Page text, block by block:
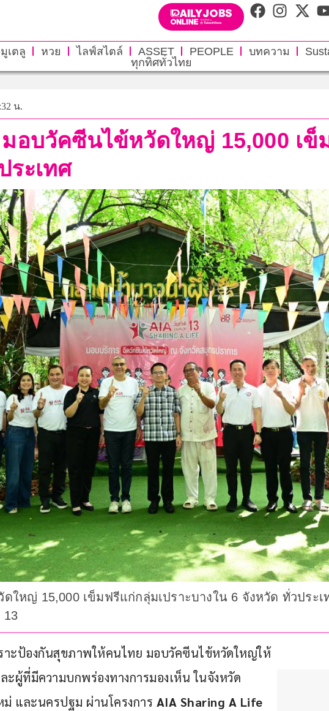
เตลู หวย ไลฟ์สไตล์ ASSET PEOPLE บทความ
ทุกทิศทั่วไทย
น.
มอบวัคซีนไข้หวัดใหญ่ 15,000 เข็
ระเทศ
ใหญ่ 15,000 เข็มฟรีแก่กลุ่มเปราะบางใน 6 จังหวัด ทั่วประเ
13
าะป้องกันสุขภาพให้คนไทย มอบวัคซีนไข้หวัดใหญ่ให้
ะผู้ที่มีความบกพร่องทางการมองเห็น ในจังหวัด
ม่ และนครปฐม ผ่านโครงการ AIA Sharing A Life